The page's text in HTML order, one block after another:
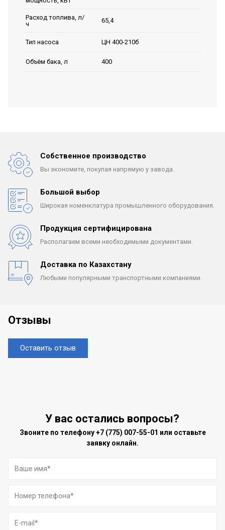
Расход топлива, л/
ч
65,4
Тип насоса ЦН 400-210б
Объём бака, л 400
Собственное производство
Вы экономите, покупая напрямую у завода.
Большой выбор
Широкая номенклатура промышленного оборудования.
Продукция сертифицирована
Располагаем всеми необходимыми документами.
Доставка по Казахстану
Любыми популярными транспортными компаниями.
Отзывы
Оставить отзыв
У вас остались вопросы?
Звоните по телефону+7 (775) 007-55-01 или оставьте
заявку онлайн.